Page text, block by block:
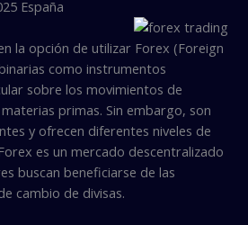
España
la opción de utilizar Forex (Foreign
como instrumentos
sobre los movimientos de
primas. Sin embargo, son
y ofrecen diferentes niveles de
es un mercado descentralizado
buscan beneficiarse de las
cambio de divisas.